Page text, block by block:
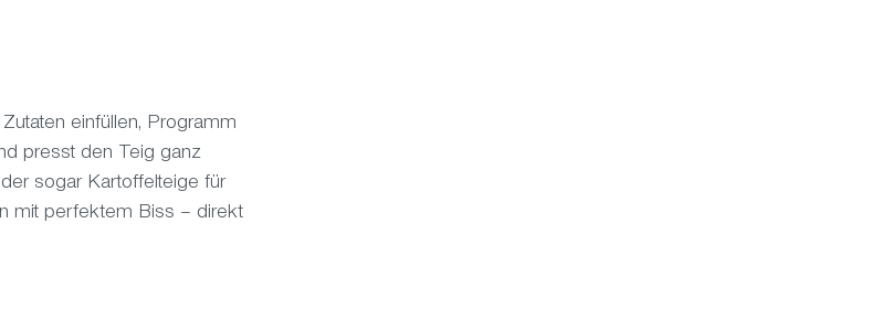
einfüllen, Programm
presst den Teig ganz
sogar Kartoffelteige für
mit perfektem Biss – direkt